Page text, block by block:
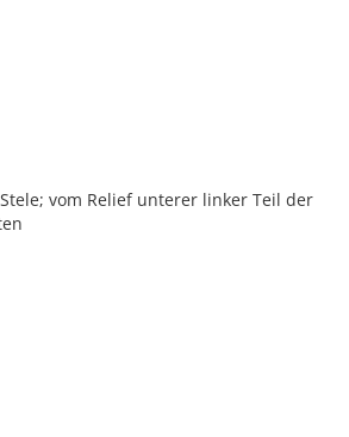
vom Relief unterer linker Teil der